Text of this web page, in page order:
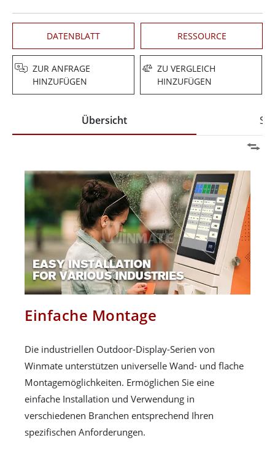
DATENBLATT RESSOURCE
ZUR ANFRAGE
HINZUFÜGEN
ZU VERGLEICH
HINZUFÜGEN
Übersicht
Einfache Montage
Die industriellen Outdoor-Display-Serien von
Winmate unterstützen universelle Wand- und flache
Montagemöglichkeiten. Ermöglichen Sie eine
einfache Installation und Verwendung in
verschiedenen Branchen entsprechend Ihren
spezifischen Anforderungen.